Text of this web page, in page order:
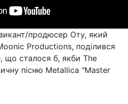
продюсер Оту, який
Productions, поділився
сталося б, якби The
пісню Metallica "Master